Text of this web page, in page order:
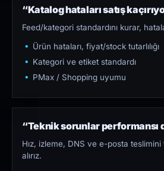
“Katalog hataları satış
Feed/kategori standardını kurar,
Ürün hataları, fiyat/stock tutarlılığı
Kategori ve etiket standardı
PMax / Shopping uyumu
“Teknik sorunlar performansı
Hız, izleme, DNS ve e-posta
alırız.